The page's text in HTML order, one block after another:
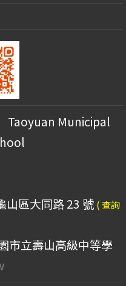
Taoyuan Municipal
山區大同路 23 號 ( 查詢
市立壽山高級中等學